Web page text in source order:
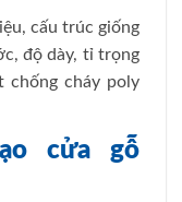
cấu trúc giống
độ dày, tỉ trọng
chống cháy poly
cửa gỗ